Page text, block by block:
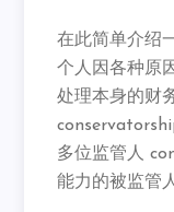
在此简单介绍
个人因各种原
处理本身的财
多位监管人
能力的被监管